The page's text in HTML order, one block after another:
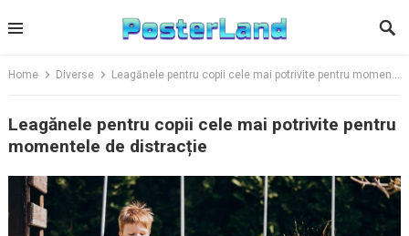
to
Home Diverse Leagănele pentru copii cele mai potrivite pentru momentele de distracție
Leagănele pentru copii cele mai potrivite pentru
momentele de distracție